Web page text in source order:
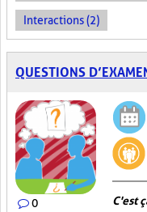
Interactions (2)
QUESTIONS
0 C'est